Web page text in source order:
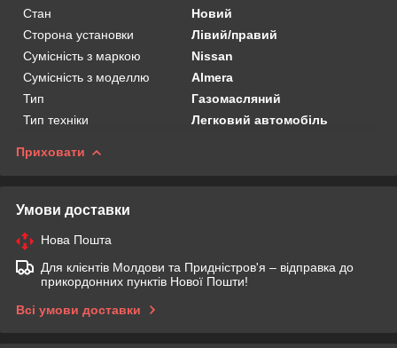
Стан
Новий
Сторона установки
Лівий/правий
Сумісність з маркою
Nissan
Сумісність з моделлю
Almera
Тип
Газомасляний
Тип техніки
Легковий автомобіль
Приховати
Умови доставки
Нова Пошта
Для клієнтів Молдови та Придністров'я – відправка до
прикордонних пунктів Нової Пошти!
Всі умови доставки